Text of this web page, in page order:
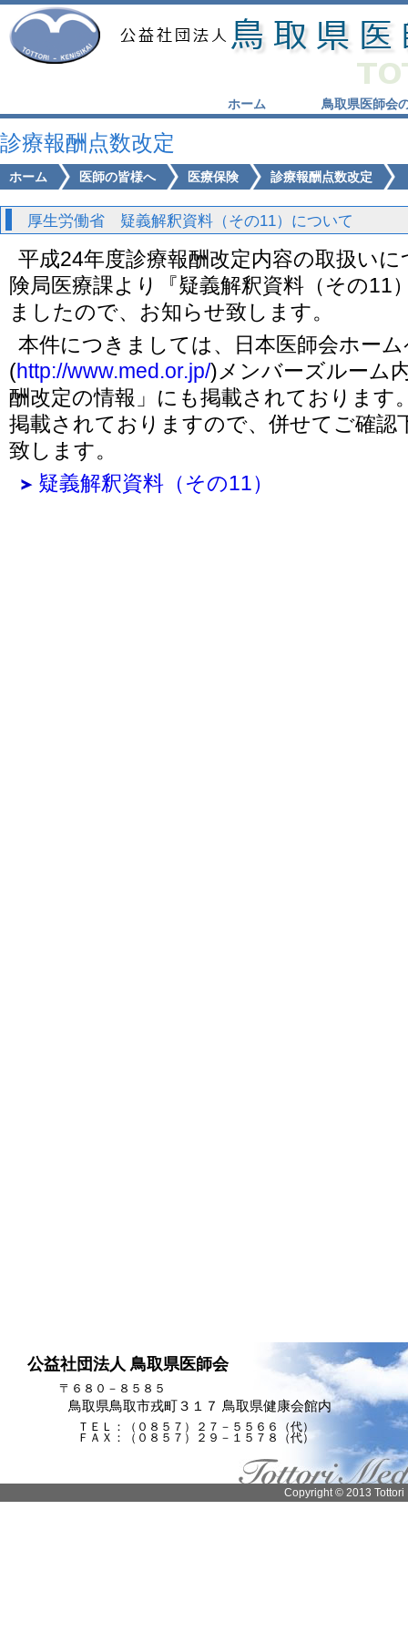
ホーム 鳥取県医師会
診療報酬点数改定
ホーム 医師の皆様へ 医療保険 診療報酬点数改定
厚生労働省 疑義解釈資料（その11）について
平成24年度診療報酬改定内容の取扱い
険局医療課より『疑義解釈資料（その11
ましたので、お知らせ致します。
本件につきましては、日本医師会ホー
(http://www.med.or.jp/)メンバーズルーム
酬改定の情報」にも掲載されております
掲載されておりますので、併せてご確認
致します。
疑義解釈資料（その11）
公益社団法人 鳥取県医師会
〒６８０－８５８５
鳥取県鳥取市戎町３１７ 鳥取県健康会館内
ＴＥＬ：（０８５７）２７－５５６６（代）
ＦＡＸ：（０８５７）２９－１５７８（代）
Copyright © 2013 Tottori